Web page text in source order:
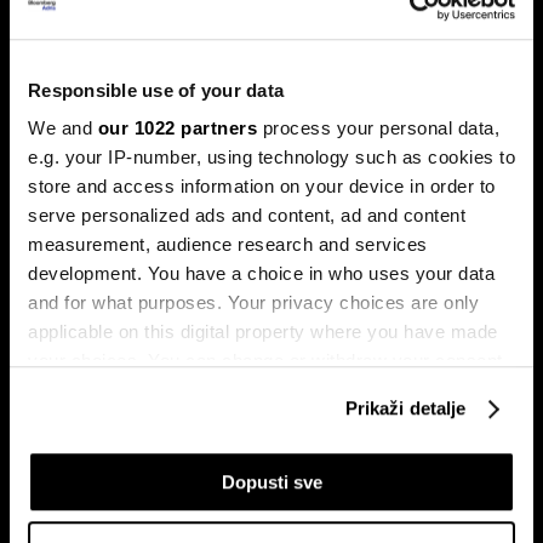
Responsible use of your data
We and our 1022 partners process your personal data,
e.g. your IP-number, using technology such as cookies to
store and access information on your device in order to
serve personalized ads and content, ad and content
measurement, audience research and services
development. You have a choice in who uses your data
and for what purposes. Your privacy choices are only
applicable on this digital property where you have made
If you allow, we would also like to:
Collect information about your geographical
Prikaži detalje
Dopusti sve
Bloomberg Adria Top 25: Kompanije
koje su obilježile 2025. godinu
Pronašli smo 25 kompanija iz regije koje su ostavile najveći
trag u 2025. godini.
Ljudi koji su obilježili 2024. i